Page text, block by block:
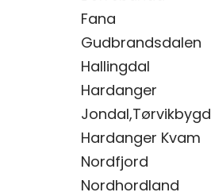
Fana
Gudbrandsdalen
Hallingdal
Hardanger
Jondal,Tørvikbygd
Hardanger Kvam
Nordfjord
Nordhordland